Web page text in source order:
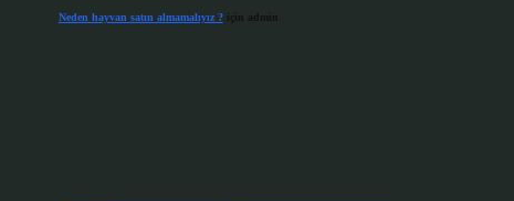
Neden hayvan satın almamalıyız ?için admin